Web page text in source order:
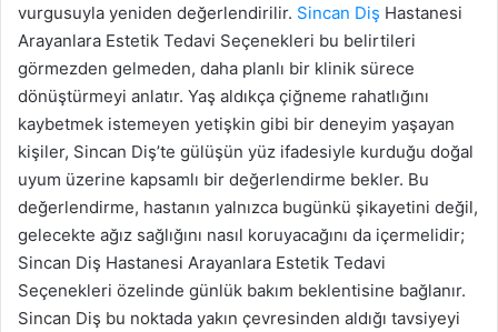
vurgusuyla yeniden değerlendirilir. Sincan Diş Hastanesi
Arayanlara Estetik Tedavi Seçenekleri bu belirtileri
görmezden gelmeden, daha planlı bir klinik sürece
dönüştürmeyi anlatır. Yaş aldıkça çiğneme rahatlığını
kaybetmek istemeyen yetişkin gibi bir deneyim yaşayan
kişiler, Sincan Diş’te gülüşün yüz ifadesiyle kurduğu doğal
uyum üzerine kapsamlı bir değerlendirme bekler. Bu
değerlendirme, hastanın yalnızca bugünkü şikayetini değil,
gelecekte ağız sağlığını nasıl koruyacağını da içermelidir;
Sincan Diş Hastanesi Arayanlara Estetik Tedavi
Seçenekleri özelinde günlük bakım beklentisine bağlanır.
Sincan Diş bu noktada yakın çevresinden aldığı tavsiyeyi